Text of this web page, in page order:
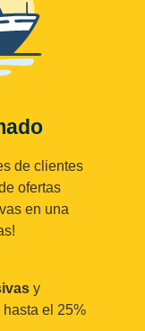
de clientes
ofertas
en una
y
el 25%